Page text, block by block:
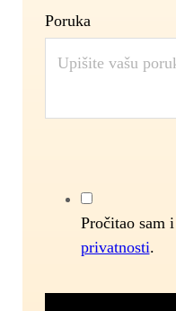
Poruka
Pročitao sam
privatnosti.